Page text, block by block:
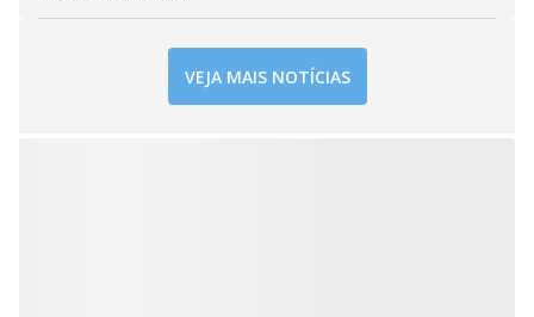
VEJA MAIS NOTÍCIAS